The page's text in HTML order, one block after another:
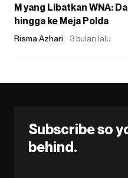
M yang Libatkan WNA:
hingga ke Meja Polda
Risma Azhari 3 bulan lalu
Subscribe so
behind.